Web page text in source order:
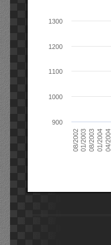
08/200201/200308/200301/200404/2004
900
1000
1100
1200
1300